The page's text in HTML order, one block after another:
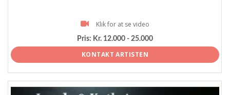
Klik for at se video
Pris: Kr. 12.000 - 25.000
KONTAKT ARTISTEN